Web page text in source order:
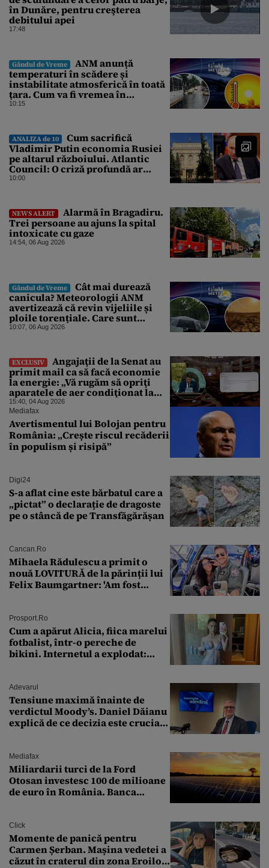
în Dunăre, pentru creşterea
debitului apei
17:48
Gândul de Vreme
ANM anunță
temperaturi în scădere și
instabilitate atmosferică în toată
țara. Cum va fi vremea în
București și când vin vijeliile
10:15
ANALIZA de 10
Cum sacrifică
Vladimir Putin economia Rusiei
pe altarul războiului. Atlantic
Council: O criză profundă ar
putea forța Kremlinul să apeleze
10:00
NEWS ALERT
Alarmă în Bragadiru.
Trei persoane au ajuns la spital
intoxicate cu gaze
14:54, 06 Aug 2026
Gândul de Vreme
Cât mai durează
canicula? Meteorologii ANM
avertizează că revin vijeliile și
ploile torențiale. Care sunt
zonele vizate, începând chiar de
10:07, 06 Aug 2026
EXCLUSIV
Angajaţii de la Senat au
primit mail ca să facă economie
la energie: „Vă rugăm să opriţi
aparatele de aer condiţionat la
sfârşitul programului”
15:40, 04 Aug 2026
Mediafax
Avertismentul lui Bolojan pentru
România: „Crește riscul recăderii
în populism și risipă”
Digi24
S-a aflat cine este bărbatul care a
„pictat” o declarație de dragoste
pe o stâncă de pe Transfăgărășan
Cancan.ro
Mihaela Rădulescu a primit o
nouă LOVITURĂ de la părinții lui
Felix Baumgartner: 'Am fost
Prosport.ro
Cum a apărut Alicia, fiica marelui
fotbalist, într-o pereche de
bikini. Internetul a explodat:
Adevarul
Tensiune maximă înainte de
verdictul Moody’s. Daniel Dăianu
explică de ce decizia este crucială
Mediafax
Miliardarii turci de la Ford
Otosan investesc 100 de milioane
de euro în România. Banca
Click
Momente de panică pentru
Carmen Șerban. Mașina vedetei a
căzut în craterul din zona Eroilor: